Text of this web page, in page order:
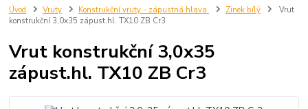
Úvod Vruty Konstrukční vruty - zápustná hlava Zinek bílý
Vrut
konstrukční 3,0x35 zápust.hl. TX10 ZB Cr3
Vrut konstrukční 3,0x35
zápust.hl. TX10 ZB Cr3